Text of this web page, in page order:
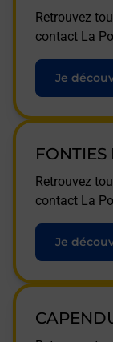
Retrouvez
contact La
Je
Retrouvez
contact La
Je